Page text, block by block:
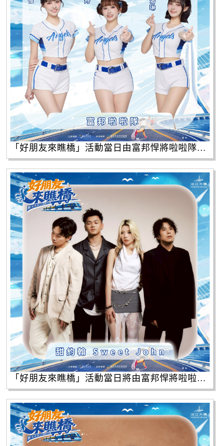
「好朋友來瞧橋」活動當日由富邦悍將啦啦隊人氣團員帶來熱力應援，並邀請芒果醬、甜約翰等人氣卡司輪番開唱。
「好朋友來瞧橋」活動當日將由富邦悍將啦啦隊人氣團員帶來熱力應援，並邀請芒果醬、甜約翰等人氣卡司輪番開唱。